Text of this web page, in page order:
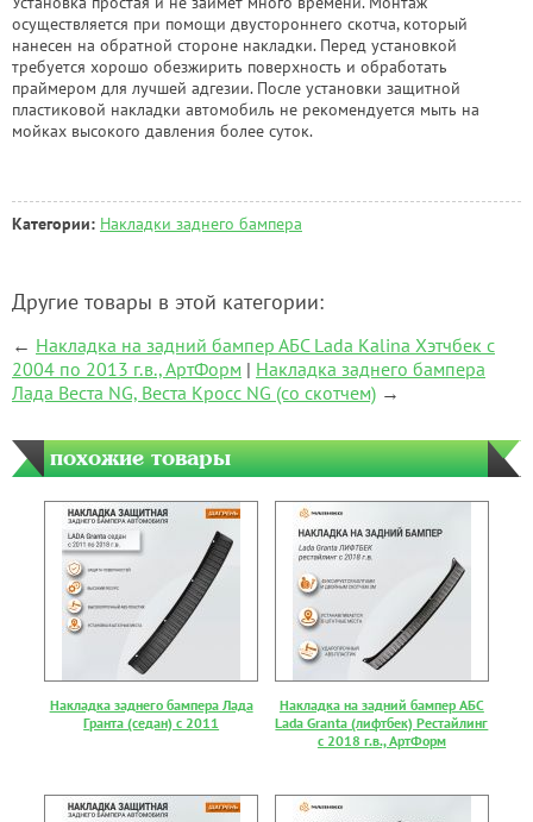
осуществляется при помощи двустороннего скотча, который
нанесен на обратной стороне накладки. Перед установкой
требуется хорошо обезжирить поверхность и обработать
праймером для лучшей адгезии. После установки защитной
пластиковой накладки автомобиль не рекомендуется мыть на
мойках высокого давления более суток.
Категории: Накладки заднего бампера
Другие товары в этой категории:
← Накладка на задний бампер АБС Lada Kalina Хэтчбек с
2004 по 2013 г.в., АртФорм | Накладка заднего бампера
Лада Веста NG, Веста Кросс NG (со скотчем) →
похожие товары
Накладка заднего бампера Лада
Гранта (седан) с 2011
Накладка на задний бампер АБС
Lada Granta (лифтбек) Рестайлинг
с 2018 г.в., АртФорм